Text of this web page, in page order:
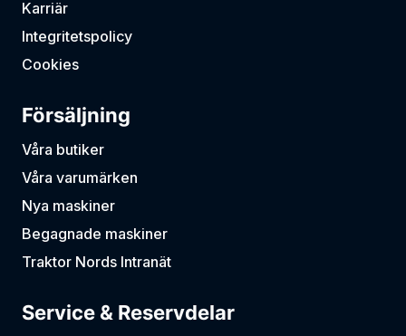
Karriär
Integritetspolicy
Cookies
Försäljning
Våra butiker
Våra varumärken
Nya maskiner
Begagnade maskiner
Traktor Nords Intranät
Service & Reservdelar